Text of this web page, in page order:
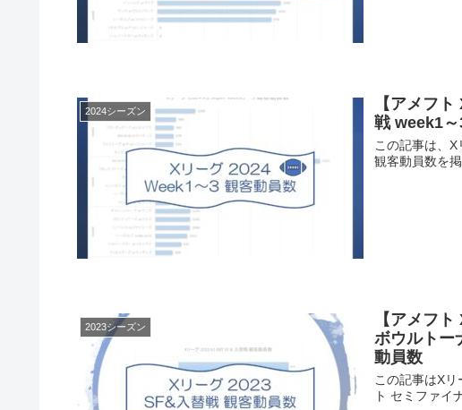
2024シーズン
【アメフ
戦 week1
この記事は、
観客動員数を
2023シーズン
【アメフ
ボウルトー
動員数
この記事はX
ト セミファイ